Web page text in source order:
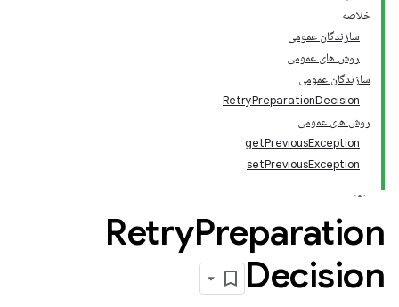
خلاصه
سازندگان عمومی
روش های عمومی
سازندگان عمومی
RetryPreparationDecision
روش های عمومی
getPreviousException
setPreviousException
RetryPreparation
Decision